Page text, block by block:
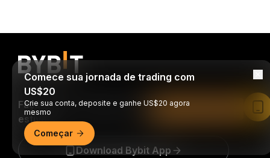
Faça trades a qualquer momento, de onde
estiver!
Download Bybit App
Comece sua jornada de trading com
US$20
Crie sua conta, deposite e ganhe US$20 agora
mesmo
Começar
Leia no app da Bybit